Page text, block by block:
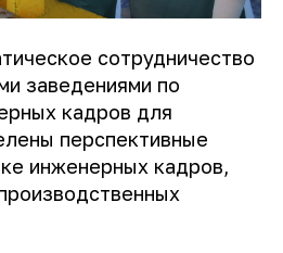
сотрудничество
заведениями по
кадров для
перспективные
инженерных кадров,